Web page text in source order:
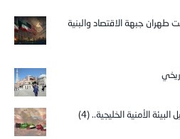
طهران جبهة الاقتصاد والبنية
الأمنية الخليجية.. (4)